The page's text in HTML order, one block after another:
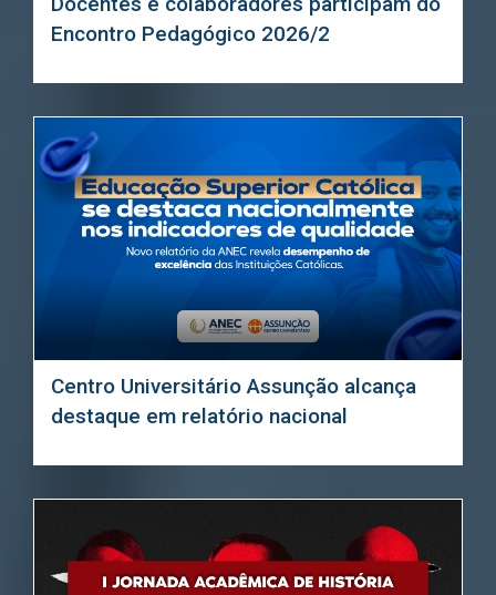
Encontro Pedagógico 2026/2
Centro Universitário Assunção alcança
destaque em relatório nacional